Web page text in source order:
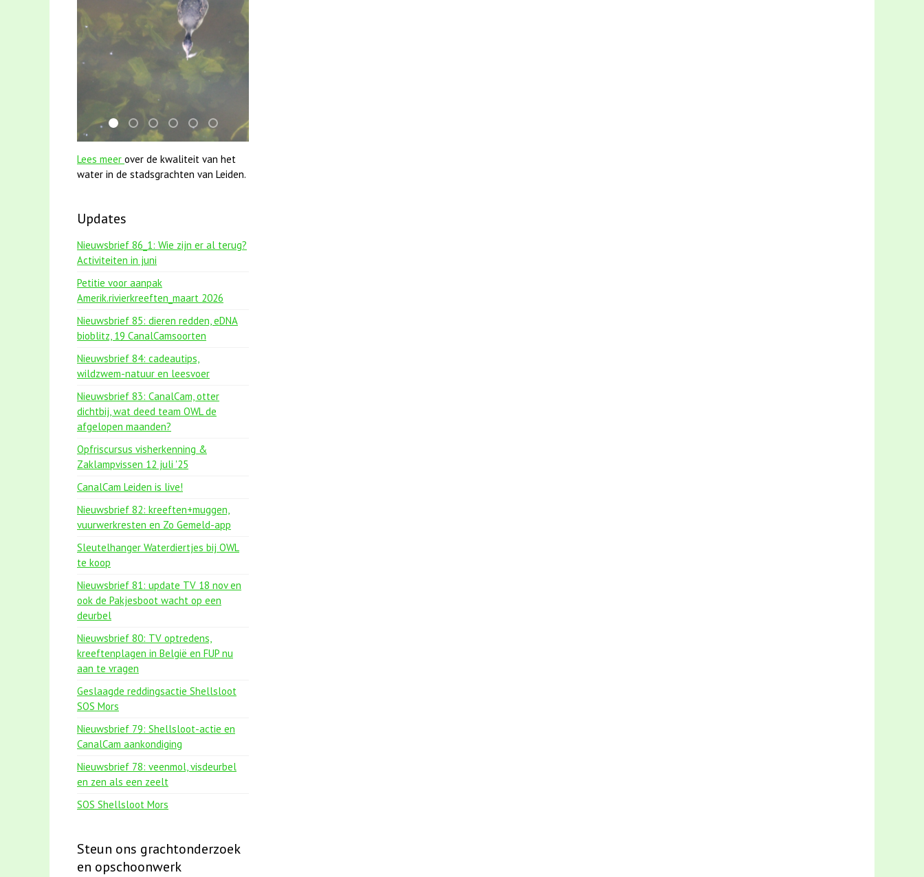
mei2021 watervogelmethode fuut met baars
karper met kattenklimtouw
jun2021 zaklv 5 snoekje MOOI
mei2021 1 snoekje elly
smoelenboek fifi en karper nieuwsbrief-
jun2021 28 brasem en rietvoorns 4a verscherpt
Lees meer over de kwaliteit van het
water in de stadsgrachten van Leiden.
Updates
Nieuwsbrief 86_1: Wie zijn er al terug?
Activiteiten in juni
Petitie voor aanpak
Amerik.rivierkreeften_maart 2026
Nieuwsbrief 85: dieren redden, eDNA
bioblitz, 19 CanalCamsoorten
Nieuwsbrief 84: cadeautips,
wildzwem-natuur en leesvoer
Nieuwsbrief 83: CanalCam, otter
dichtbij, wat deed team OWL de
afgelopen maanden?
Opfriscursus visherkenning &
Zaklampvissen 12 juli '25
CanalCam Leiden is live!
Nieuwsbrief 82: kreeften+muggen,
vuurwerkresten en Zo Gemeld-app
Sleutelhanger Waterdiertjes bij OWL
te koop
Nieuwsbrief 81: update TV 18 nov en
ook de Pakjesboot wacht op een
deurbel
Nieuwsbrief 80: TV optredens,
kreeftenplagen in België en FUP nu
aan te vragen
Geslaagde reddingsactie Shellsloot
SOS Mors
Nieuwsbrief 79: Shellsloot-actie en
CanalCam aankondiging
Nieuwsbrief 78: veenmol, visdeurbel
en zen als een zeelt
SOS Shellsloot Mors
Steun ons grachtonderzoek
en opschoonwerk